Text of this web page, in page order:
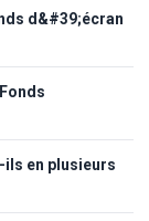
d&#39;écran
ils en plusieurs